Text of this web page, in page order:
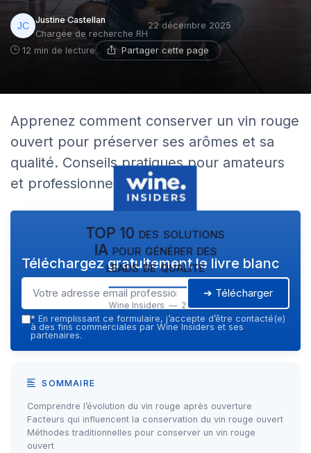
Justine Castellan
Chargée de recherche RH
22 décembre 2025
12 min de lecture Partager cette page
Apprenez comment conserver un vin rouge
ouvert pour préserver ses arômes et sa
qualité. Conseils pratiques pour amateurs
et professionnels du vin.
TOP 10 des solutions
IA pour générer des
leads de qualité
Wine Insiders — 2026
Téléchargez gratuitement le livre blanc
➔ Télécharger
* En remplissant ce formulaire, j’accepte d’être contacté(e)
à des fins commerciales par Wine Insiders et ses
partenaires.
SOMMAIRE
Comprendre l’évolution du vin rouge après ouverture
Facteurs qui influencent la conservation du vin rouge ouvert
Méthodes traditionnelles pour conserver un vin rouge
ouvert